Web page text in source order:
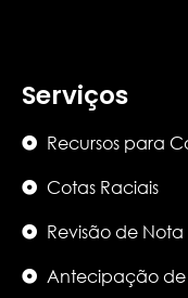
Serviços
Recursos para
Cotas Raciais
Revisão de Nota
Antecipação